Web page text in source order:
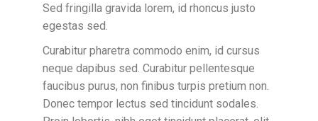
Sed fringilla gravida lorem, id rhoncus justo
egestas sed.
Curabitur pharetra commodo enim, id cursus
neque dapibus sed. Curabitur pellentesque
faucibus purus, non finibus turpis pretium non.
Donec tempor lectus sed tincidunt sodales.